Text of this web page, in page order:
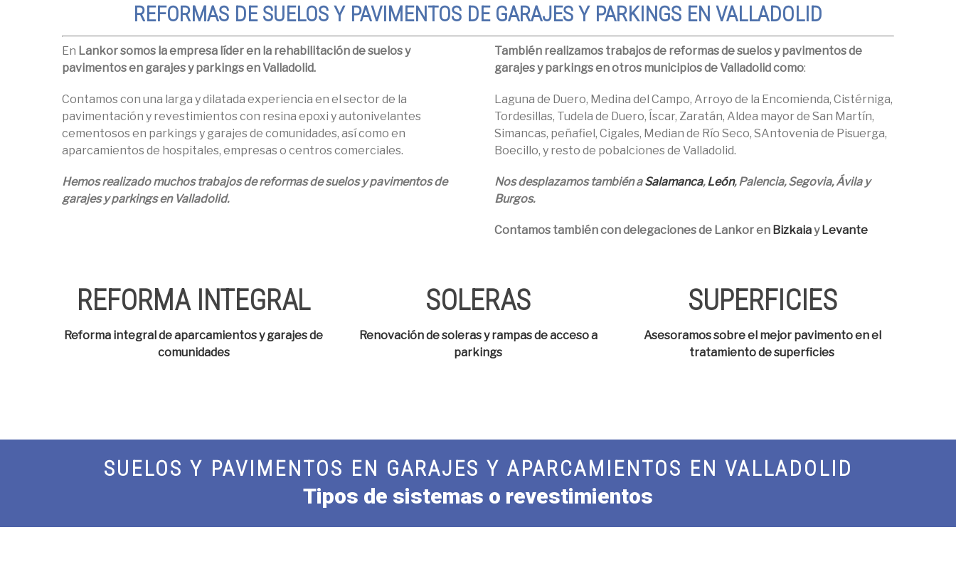
REFORMAS DE SUELOS Y PAVIMENTOS DE GARAJES Y PARKINGS EN VALLADOLID
En Lankor somos la empresa líder en la rehabilitación de suelos y
pavimentos en garajes y parkings en Valladolid.
Contamos con una larga y dilatada experiencia en el sector de la
pavimentación y revestimientos con resina epoxi y autonivelantes
cementosos en parkings y garajes de comunidades, así como en
aparcamientos de hospitales, empresas o centros comerciales.
Hemos realizado muchos trabajos de reformas de suelos y pavimentos de
garajes y parkings en Valladolid.
También realizamos trabajos de reformas de suelos y pavimentos de
garajes y parkings en otros municipios de Valladolid como:
Laguna de Duero, Medina del Campo, Arroyo de la Encomienda, Cistérniga,
Tordesillas, Tudela de Duero, Íscar, Zaratán, Aldea mayor de San Martín,
Simancas, peñafiel, Cigales, Median de Río Seco, SAntovenia de Pisuerga,
Boecillo, y resto de pobalciones de Valladolid.
Nos desplazamos también aSalamanca,León, Palencia, Segovia, Ávila y
Burgos.
Contamos también con delegaciones de Lankor en BizkaiayLevante
REFORMA INTEGRAL
Reforma integral de aparcamientos y garajes de
comunidades
SOLERAS
Renovación de soleras y rampas de acceso a
parkings
SUPERFICIES
Asesoramos sobre el mejor pavimento en el
tratamiento de superficies
SUELOS Y PAVIMENTOS EN GARAJES Y APARCAMIENTOS EN VALLADOLID
Tipos de sistemas o revestimientos